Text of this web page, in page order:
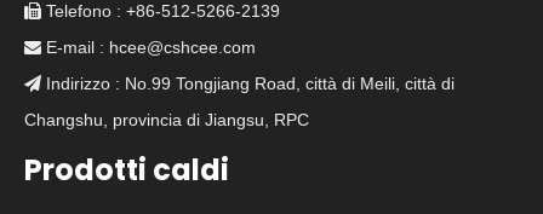
 Telefono : +86-512-5266-2139
 E-mail : hcee@cshcee.com
 Indirizzo : No.99 Tongjiang Road, città di Meili, città di
Changshu, provincia di Jiangsu, RPC
Prodotti caldi